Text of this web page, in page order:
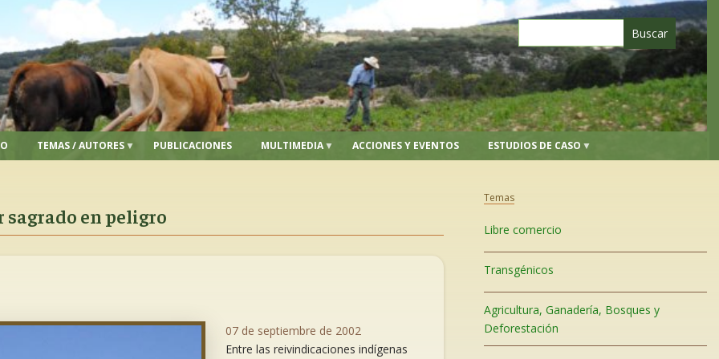
TEMAS / AUTORES PUBLICACIONES MULTIMEDIA ACCIONES Y EVENTOS ESTUDIOS DE CASO
sagrado en peligro
07 de septiembre de 2002
Entre las reivindicaciones indígenas
Temas
Libre comercio
Transgénicos
Agricultura, Ganadería, Bosques y
Deforestación